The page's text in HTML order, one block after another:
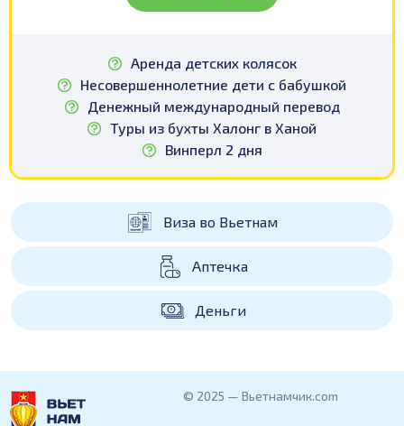
Аренда детских колясок
Несовершеннолетние дети с бабушкой
Денежный международный перевод
Туры из бухты Халонг в Ханой
Винперл 2 дня
Виза во Вьетнам
Аптечка
Деньги
© 2025 — Вьетнамчик.com